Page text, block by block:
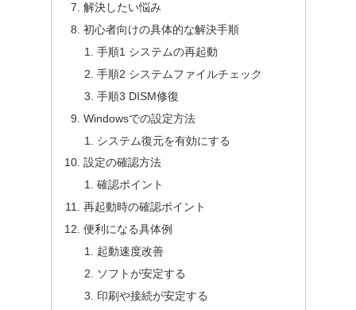
解決したい悩み
初心者向けの具体的な解決手順
手順1 システムの再起動
手順2 システムファイルチェック
手順3 DISM修復
Windowsでの設定方法
システム復元を有効にする
設定の確認方法
確認ポイント
再起動時の確認ポイント
便利になる具体例
起動速度改善
ソフトが安定する
印刷や接続が安定する